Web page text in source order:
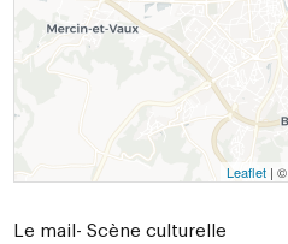
Leaflet| ©
Le mail- Scène culturelle